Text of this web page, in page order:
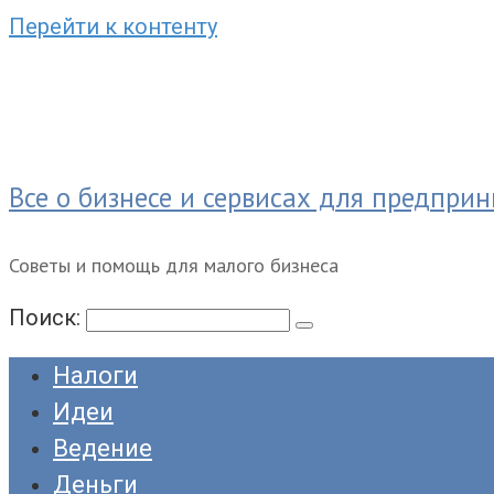
Перейти к контенту
Все о бизнесе и сервисах для
Советы и помощь для малого бизнеса
Поиск:
Налоги
Идеи
Ведение
Деньги